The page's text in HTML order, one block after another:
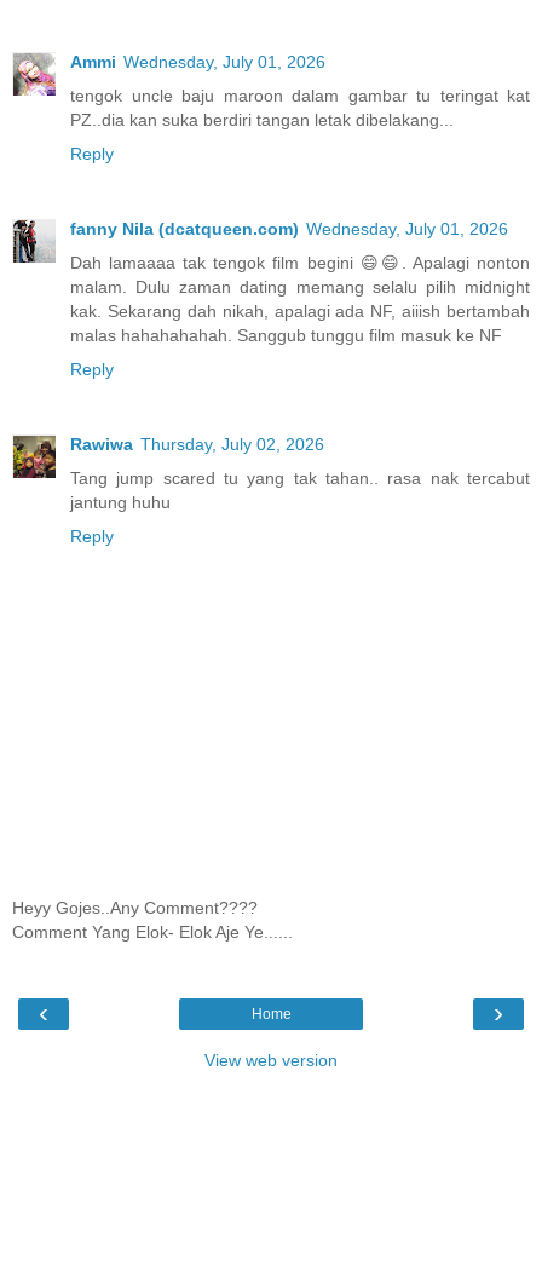
Ammi Wednesday, July 01, 2026
tengok uncle baju maroon dalam gambar tu teringat kat
PZ..dia kan suka berdiri tangan letak dibelakang...
Reply
fanny Nila (dcatqueen.com) Wednesday, July 01, 2026
Dah lamaaaa tak tengok film begini 😄😄. Apalagi nonton
malam. Dulu zaman dating memang selalu pilih midnight
kak. Sekarang dah nikah, apalagi ada NF, aiiish bertambah
malas hahahahahah. Sanggub tunggu film masuk ke NF
Reply
Rawiwa Thursday, July 02, 2026
Tang jump scared tu yang tak tahan.. rasa nak tercabut
jantung huhu
Reply
Heyy Gojes..Any Comment????
Comment Yang Elok- Elok Aje Ye......
‹ ›
Home
View web version